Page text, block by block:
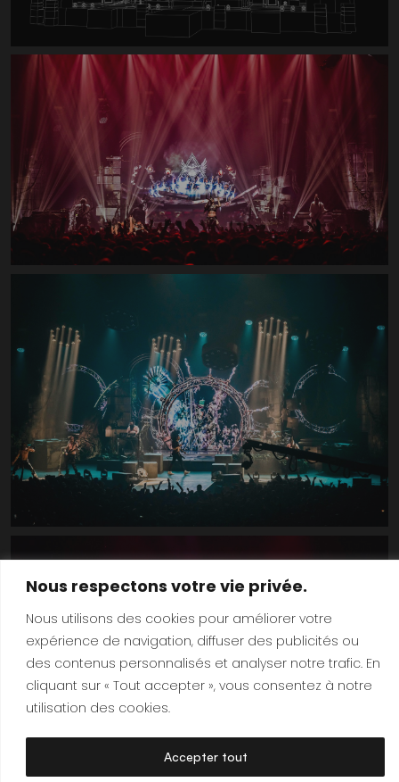
Nous respectons votre vie privée.
Nous utilisons des cookies pour améliorer votre
expérience de navigation, diffuser des publicités ou
des contenus personnalisés et analyser notre trafic. En
cliquant sur « Tout accepter », vous consentez à notre
utilisation des cookies.
Accepter tout